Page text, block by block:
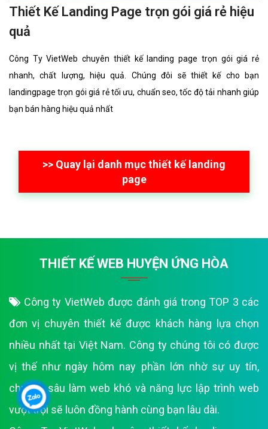
Thiết Kế Landing Page trọn gói giá rẻ hiệu
quả
Công Ty VietWeb chuyên thiết kế landing page trọn gói giá rẻ
nhanh, chất lượng, hiệu quả. Chúng đôi sẽ thiết kế cho bạn
landingpage trọn gói giá rẻ tối ưu, chuẩn seo, tốc độ tải nhanh giúp
bạn bán hàng hiệu quả nhất
>> Quay lại danh mục thiết kế landing
page
THIẾT KẾ WEB HUYỆN ỨNG HÒA
Công ty VietWeb được đánh giá trong TOP 3 các
đơn vị chuyên thiết kế được khách hàng lựa chọn
nhiều nhất tại Việt Nam. Công ty chúng tôi có được
vị thế như ngày hôm nay phần lớn nhờ sự uy tín,
chuyên sâu làm web khó và năng lực lập trình web
vượt trội sẽ luôn đồng hành cùng bạn lâu dài.